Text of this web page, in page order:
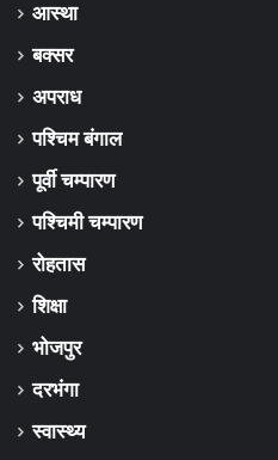
आस्था
बक्सर
अपराध
पश्चिम बंगाल
पूर्वी चम्पारण
पश्चिमी चम्पारण
रोहतास
शिक्षा
भोजपुर
दरभंगा
स्वास्थ्य